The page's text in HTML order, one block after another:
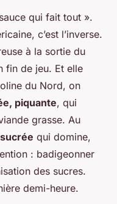
qui fait tout ».
c’est l’inverse.
à la sortie du
fin de jeu. Et elle
du Nord, on
piquante, qui
grasse. Au
qui domine,
: badigeonner
des sucres.
demi-heure.